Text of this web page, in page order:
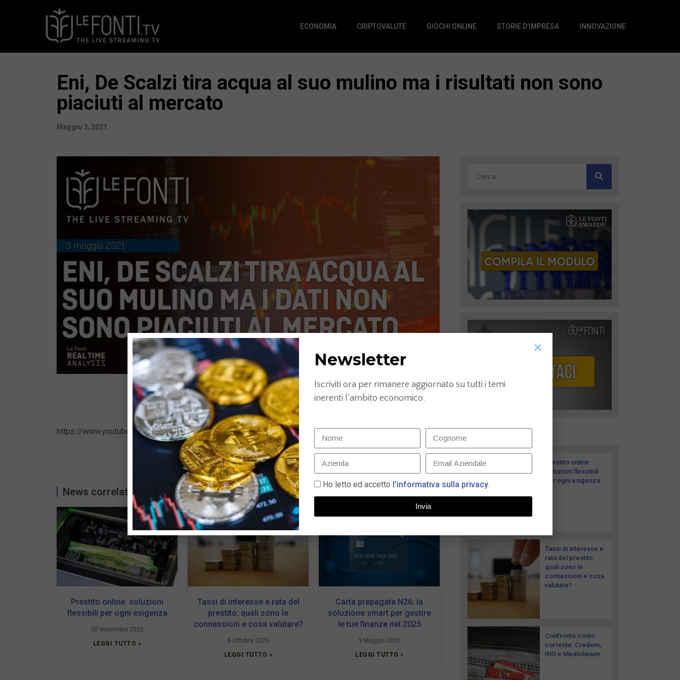
ECONOMIA CRIPTOVALUTE GIOCHI ONLINE STORIE D’IMPRESA INNOVAZIONE
Eni, De Scalzi tira acqua al suo mulino ma i risultati non sono
piaciuti al mercato
Maggio 3, 2021
https://www.youtube.com/watch?v=bj-OB816g8M
News correlate...
Prestito online: soluzioni
flessibili per ogni esigenza
20 Novembre 2025
LEGGI TUTTO »
Tassi di interesse e rata del
prestito: quali sono le
connessioni e cosa valutare?
6 Ottobre 2025
LEGGI TUTTO »
Carta prepagata N26: la
soluzione smart per gestire
le tue finanze nel 2025
9 Maggio 2025
LEGGI TUTTO »
I più recenti
Prestito online:
soluzioni flessibili
per ogni esigenza
Tassi di interesse e
rata del prestito:
quali sono le
connessioni e cosa
valutare?
Confronto conto
corrente: Credem,
ING e Mediolanum
Newsletter
Iscriviti ora per rimanere aggiornato su tutti i temi
inerenti l’ambito economico.
Ho letto ed accetto l'informativa sulla privacy.
Invia